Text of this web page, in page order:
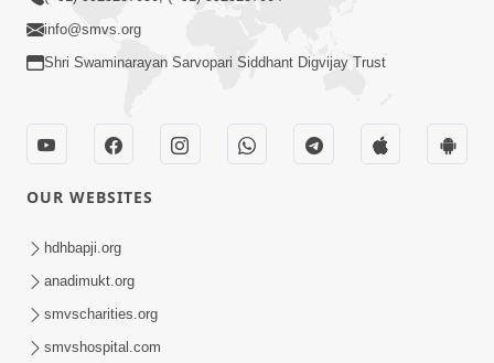
હર્ષ-શોક, સુખ-દુખનું કારણ દેહભાવ | SMVS
Spiritual Journey | Anadimukta Gyan
info@smvs.org
Shri Swaminarayan Sarvopari Siddhant Digvijay Trust
OUR WEBSITES
hdhbapji.org
anadimukt.org
smvscharities.org
smvshospital.com